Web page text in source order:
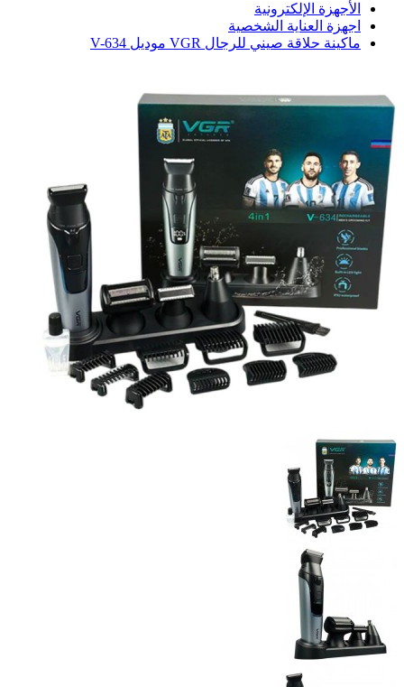
الأجهزة الإلكترونية
اجهزة العناية الشخصية
ماكينة حلاقة صيني للرجال VGR موديل V-634